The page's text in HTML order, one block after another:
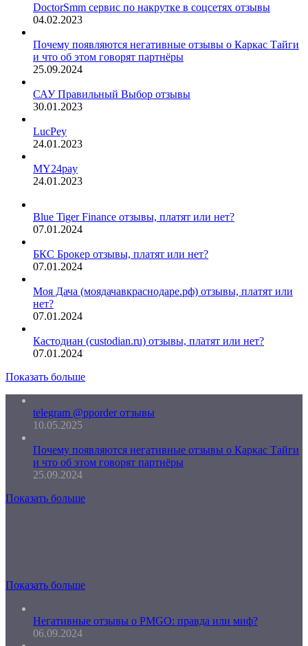
DoctorSmm сервис по накрутке в соцсетях отзывы
04.02.2023
Почему появляются негативные отзывы о Каркас Тайги
и что об этом говорят партнёры
25.09.2024
САУ Правильный Выбор отзывы
30.01.2023
LucPey
24.01.2023
MY24pay
24.01.2023
Blue Tiger Finance отзывы, платят или нет?
07.01.2024
БКС Брокер отзывы, платят или нет?
07.01.2024
Моя Дача (моядачавкраснодаре.рф) отзывы, платят или
нет?
07.01.2024
Кастодиан (custodian.ru) отзывы, платят или нет?
07.01.2024
Показать больше
telegram @pporder отзывы
10.05.2025
Почему появляются негативные отзывы о Каркас Тайги
и что об этом говорят партнёры
25.09.2024
Показать больше
Показать больше
Негативные отзывы о PMGO: правда или миф?
06.09.2024